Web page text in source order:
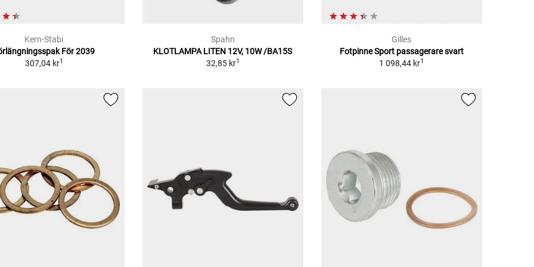
Kern-Stabi
För 2039
307,04 kr1
Spahn
KLOTLAMPA LITEN 12V, 10W /BA15S
32,85 kr1
Gilles
Fotpinne Sport passagerare svart
1 098,44 kr1